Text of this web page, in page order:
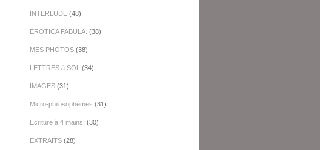
INTERLUDE(48)
EROTICA FABULA. (38)
MES PHOTOS(38)
LETTRES à SOL (34)
IMAGES(31)
Micro-philosophèmes (31)
Ecriture à 4 mains. (30)
EXTRAITS(28)